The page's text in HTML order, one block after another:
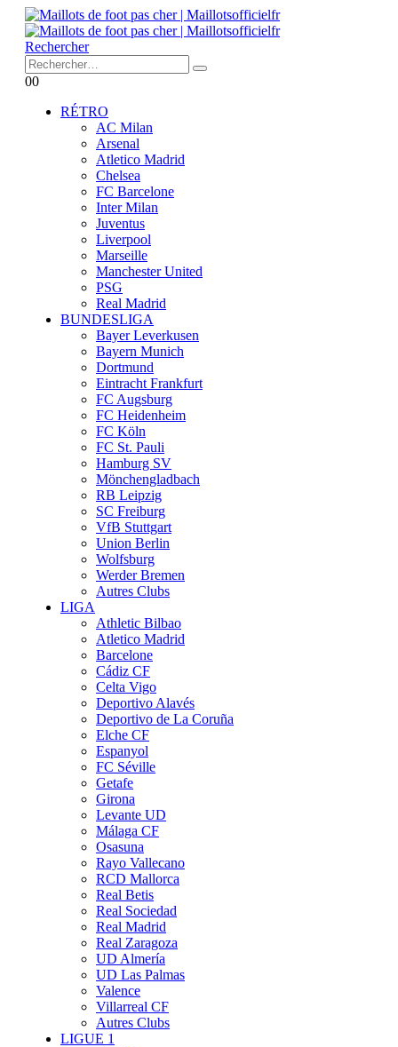
Rechercher
00
RÉTRO
AC Milan
Arsenal
Atletico Madrid
Chelsea
FC Barcelone
Inter Milan
Juventus
Liverpool
Marseille
Manchester United
PSG
Real Madrid
BUNDESLIGA
Bayer Leverkusen
Bayern Munich
Dortmund
Eintracht Frankfurt
FC Augsburg
FC Heidenheim
FC Köln
FC St. Pauli
Hamburg SV
Mönchengladbach
RB Leipzig
SC Freiburg
VfB Stuttgart
Union Berlin
Wolfsburg
Werder Bremen
Autres Clubs
LIGA
Athletic Bilbao
Atletico Madrid
Barcelone
Cádiz CF
Celta Vigo
Deportivo Alavés
Deportivo de La Coruña
Elche CF
Espanyol
FC Séville
Getafe
Girona
Levante UD
Málaga CF
Osasuna
Rayo Vallecano
RCD Mallorca
Real Betis
Real Sociedad
Real Madrid
Real Zaragoza
UD Almería
UD Las Palmas
Valence
Villarreal CF
Autres Clubs
LIGUE 1